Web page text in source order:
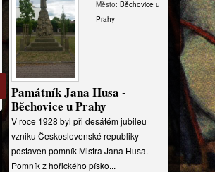
Město: Běchovice u
Prahy
Památník Jana Husa -
Běchovice u Prahy
V roce 1928 byl při desátém jubileu
vzniku Československé republiky
postaven pomník Mistra Jana Husa.
Pomník z hořického písko...